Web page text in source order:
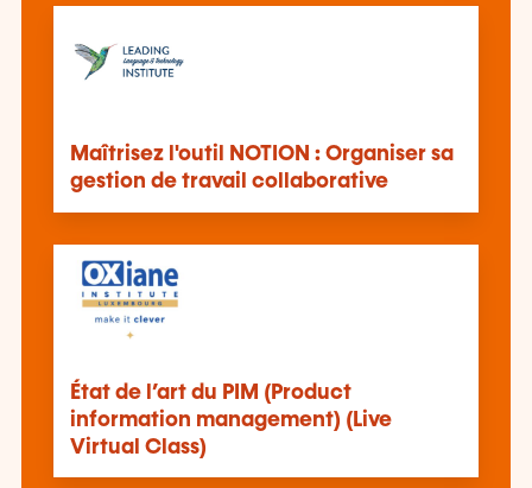
Maîtrisez l'outil NOTION : Organiser sa
gestion de travail collaborative
État de l’art du PIM (Product
information management) (Live
Virtual Class)